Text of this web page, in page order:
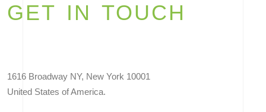
GET IN TOUCH
1616 Broadway NY, New York 10001
United States of America.